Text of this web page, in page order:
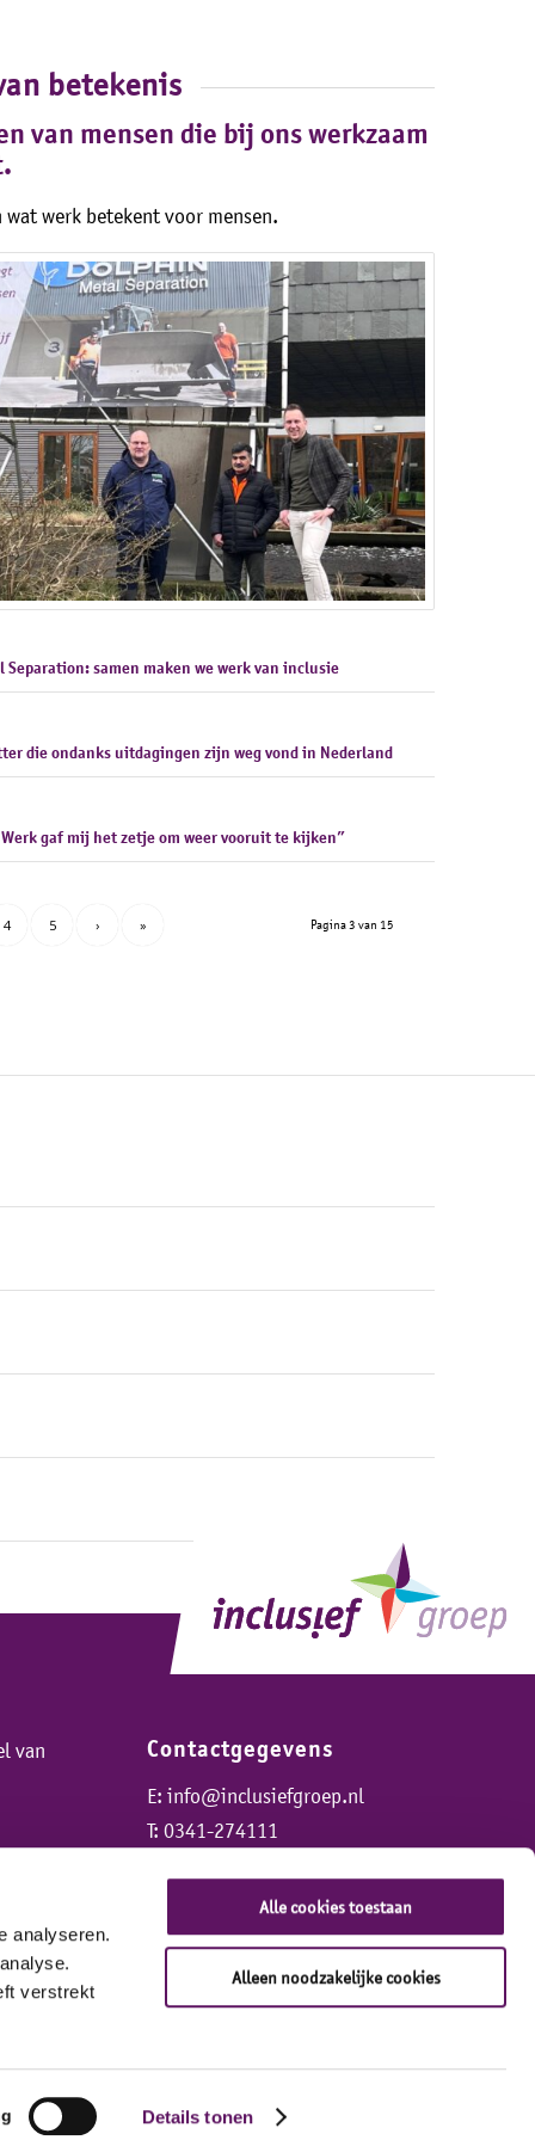
analyseren.
verstrekt
Details tonen
Alle cookies toestaan
Alleen noodzakelijke cookies
betekenis
van mensen die bij ons werkzaam
werk betekent voor mensen.
samen maken we werk van inclusie
die ondanks uitdagingen zijn weg vond in Nederland
gaf mij het zetje om weer vooruit te kijken”
Pagina 3 van 15
4 5 › »
van
Contactgegevens
E:info@inclusiefgroep.nl
T:0341-274111
Volg ons op: